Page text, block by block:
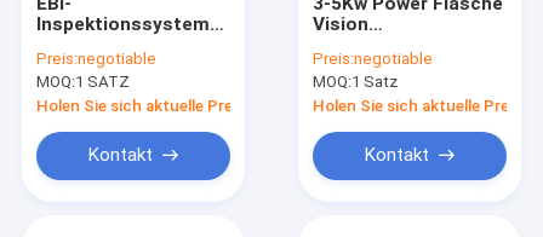
Inspektionssystem
Milchflaschen Vision
Sortiermaschine
Preis:negotiable
MOQ:1 SATZ
Holen Sie sich aktuelle Preis
Kontakt
Vision
Inline mit
Checkweigher
Preis:negotiable
MOQ:1 Satz
Holen Sie sich aktuelle Preis
Kontakt